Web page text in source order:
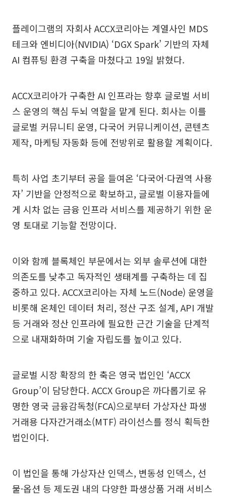
플레이그램의 자회사 ACCX코리아는 계열사인 MDS
테크와 엔비디아(NVIDIA) ‘DGX Spark’ 기반의 자체
AI 컴퓨팅 환경 구축을 마쳤다고 19일 밝혔다.
ACCX코리아가 구축한 AI 인프라는 향후 글로벌 서비
스 운영의 핵심 두뇌 역할을 맡게 된다. 회사는 이를
글로벌 커뮤니티 운영, 다국어 커뮤니케이션, 콘텐츠
제작, 마케팅 자동화 등에 전방위로 활용할 계획이다.
특히 사업 초기부터 공을 들여온 ‘다국어·다권역 사용
자’ 기반을 안정적으로 확보하고, 글로벌 이용자들에
게 시차 없는 금융 인프라 서비스를 제공하기 위한 운
영 토대로 기능할 전망이다.
이와 함께 블록체인 부문에서는 외부 솔루션에 대한
의존도를 낮추고 독자적인 생태계를 구축하는 데 집
중하고 있다. ACCX코리아는 자체 노드(Node) 운영을
비롯해 온체인 데이터 처리, 정산 구조 설계, API 개발
등 거래와 정산 인프라에 필요한 근간 기술을 단계적
으로 내재화하며 기술 자립도를 높이고 있다.
글로벌 시장 확장의 한 축은 영국 법인인 ‘ACCX
Group’이 담당한다. ACCX Group은 까다롭기로 유
명한 영국 금융감독청(FCA)으로부터 가상자산 파생
거래용 다자간거래소(MTF) 라이선스를 정식 획득한
법인이다.
이 법인을 통해 가상자산 인덱스, 변동성 인덱스, 선
물·옵션 등 제도권 내의 다양한 파생상품 거래 서비스